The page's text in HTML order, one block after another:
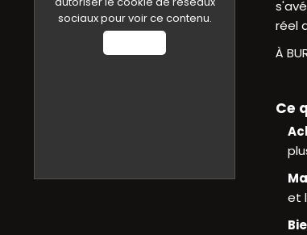
sociaux pour voir ce contenu.
réel
À
Ce
et